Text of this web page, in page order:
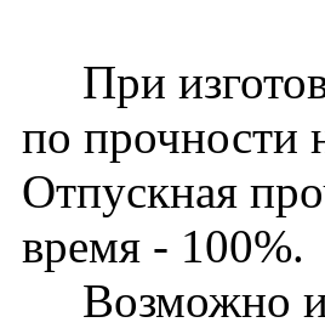
При
по прочности
Отпускная
время - 100%.
Возможно